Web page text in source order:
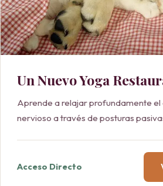
Un Nuevo Yoga
Aprende a relajar profundamente el
nervioso a través de posturas
Acceso Directo